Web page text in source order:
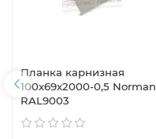
Планка карнизная
100х69х2000-0,5 Norman
RAL9003